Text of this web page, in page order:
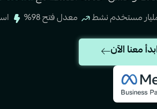
معدل فتح 98%
معنا الآن